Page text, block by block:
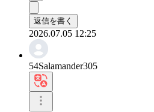
返信を書く
2026.07.05 12:25
54Salamander305